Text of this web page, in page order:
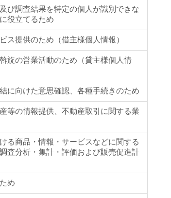
び調査結果を特定の個人が識別できな
役立てるため
ス提供のため（借主様個人情報）
旋の営業活動のため（貸主様個人情
に向けた意思確認、各種手続きのため
等の情報提供、不動産取引に関する業
る商品・情報・サービスなどに関する
査分析・集計・評価および販売促進計
め